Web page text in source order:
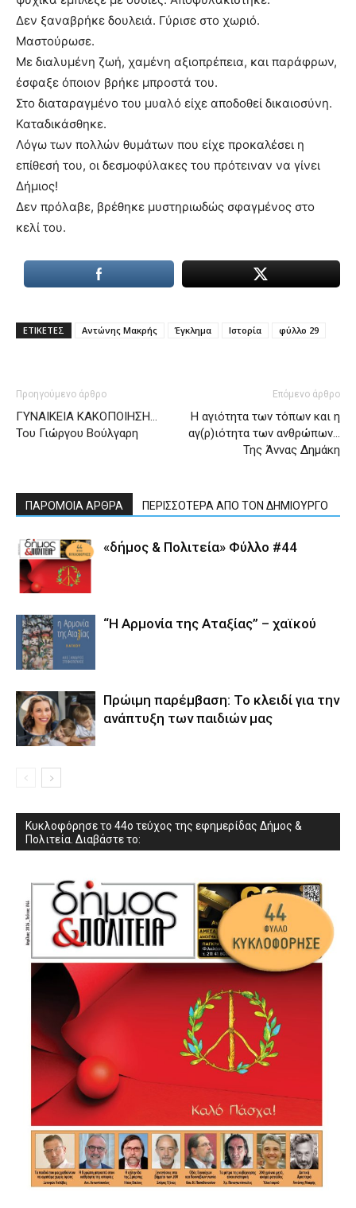
Δεν ξαναβρήκε δουλειά. Γύρισε στο χωριό.
Μαστούρωσε.
Με διαλυμένη ζωή, χαμένη αξιοπρέπεια, και παράφρων,
έσφαξε όποιον βρήκε μπροστά του.
Στο διαταραγμένο του μυαλό είχε αποδοθεί δικαιοσύνη.
Καταδικάσθηκε.
Λόγω των πολλών θυμάτων που είχε προκαλέσει η
επίθεσή του, οι δεσμοφύλακες του πρότειναν να γίνει
Δήμιος!
Δεν πρόλαβε, βρέθηκε μυστηριωδώς σφαγμένος στο
κελί του.
ΕΤΙΚΕΤΕΣ Αντώνης Μακρής Έγκλημα Ιστορία φύλλο 29
Προηγούμενο άρθρο
ΓΥΝΑΙΚΕΙΑ ΚΑΚΟΠΟΙΗΣΗ…
Του Γιώργου Βούλγαρη
Επόμενο άρθρο
Η αγιότητα των τόπων και η
αγ(ρ)ιότητα των ανθρώπων…
Της Άννας Δημάκη
ΠΑΡΟΜΟΙΑ ΑΡΘΡΑ ΠΕΡΙΣΣΟΤΕΡΑ ΑΠΟ ΤΟΝ ΔΗΜΙΟΥΡΓΟ
«δήμος & Πολιτεία» Φύλλο #44
“Η Αρμονία της Αταξίας” – χαϊκού
Πρώιμη παρέμβαση: Το κλειδί για την
ανάπτυξη των παιδιών µας
Κυκλοφόρησε το 44ο τεύχος της εφημερίδας Δήμος &
Πολιτεία. Διαβάστε το: